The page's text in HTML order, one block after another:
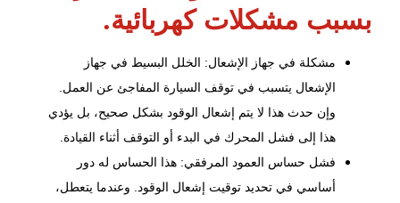
بسبب مشكلات كهربائية.
مشكلة في جهاز الإشعال: الخلل البسيط في جهاز
الإشعال يتسبب في توقف السيارة المفاجئ عن العمل.
وإن حدث هذا لا يتم إشعال الوقود بشكل صحيح، بل يؤدي
هذا إلى فشل المحرك في البدء أو التوقف أثناء القيادة.
فشل حساس العمود المرفقي: هذا الحساس له دور
أساسي في تحديد توقيت إشعال الوقود. وعندما يتعطل،